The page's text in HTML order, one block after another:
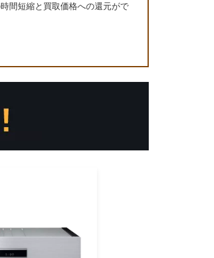
間短縮と買取価格への還元がで